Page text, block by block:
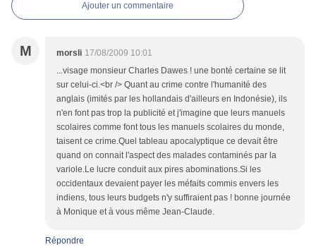
Ajouter un commentaire
M morsli 17/08/2009 10:01
...visage monsieur Charles Dawes ! une bonté certaine se lit
sur celui-ci.<br /> Quant au crime contre l'humanité des
anglais (imités par les hollandais d'ailleurs en Indonésie), ils
n'en font pas trop la publicité et j'imagine que leurs manuels
scolaires comme font tous les manuels scolaires du monde,
taisent ce crime.Quel tableau apocalyptique ce devait être
quand on connait l'aspect des malades contaminés par la
variole.Le lucre conduit aux pires abominations.Si les
occidentaux devaient payer les méfaits commis envers les
indiens, tous leurs budgets n'y suffiraient pas ! bonne journée
à Monique et à vous même Jean-Claude.
Répondre